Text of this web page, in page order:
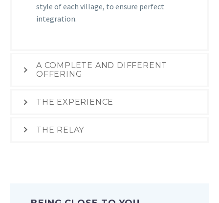
style of each village, to ensure perfect
integration.
A COMPLETE AND DIFFERENT
OFFERING
THE EXPERIENCE
THE RELAY